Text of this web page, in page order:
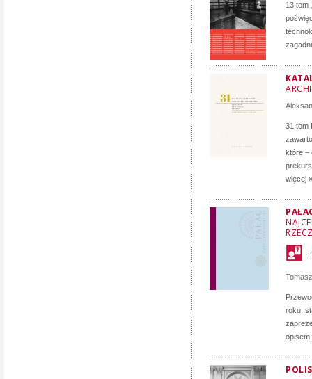
13 tom
31 tom
które –
więcej »
roku,